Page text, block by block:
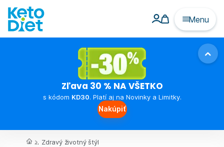
Menu
Zľava 30 % NA VŠETKO
s kódom KD30. Platí aj na Novinky a Limitky.
Nakúpiť
... Zdravý životný štýl